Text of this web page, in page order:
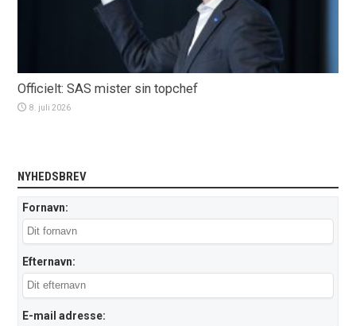
Officielt: SAS mister sin topchef
8. juli 2026
NYHEDSBREV
Fornavn:
Efternavn:
E-mail adresse: